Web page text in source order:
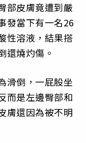
部皮膚竟遭到嚴
發當下有一名26
性溶液，結果搭
還燒灼傷。
滑倒，一屁股坐
而是左邊臀部和
膚還因為被不明